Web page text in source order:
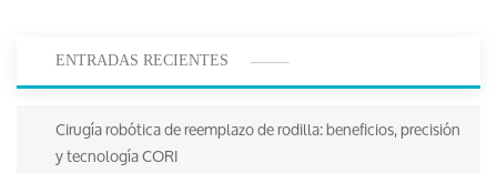
ENTRADAS RECIENTES
Cirugía robótica de reemplazo de rodilla: beneficios, precisión
y tecnología CORI